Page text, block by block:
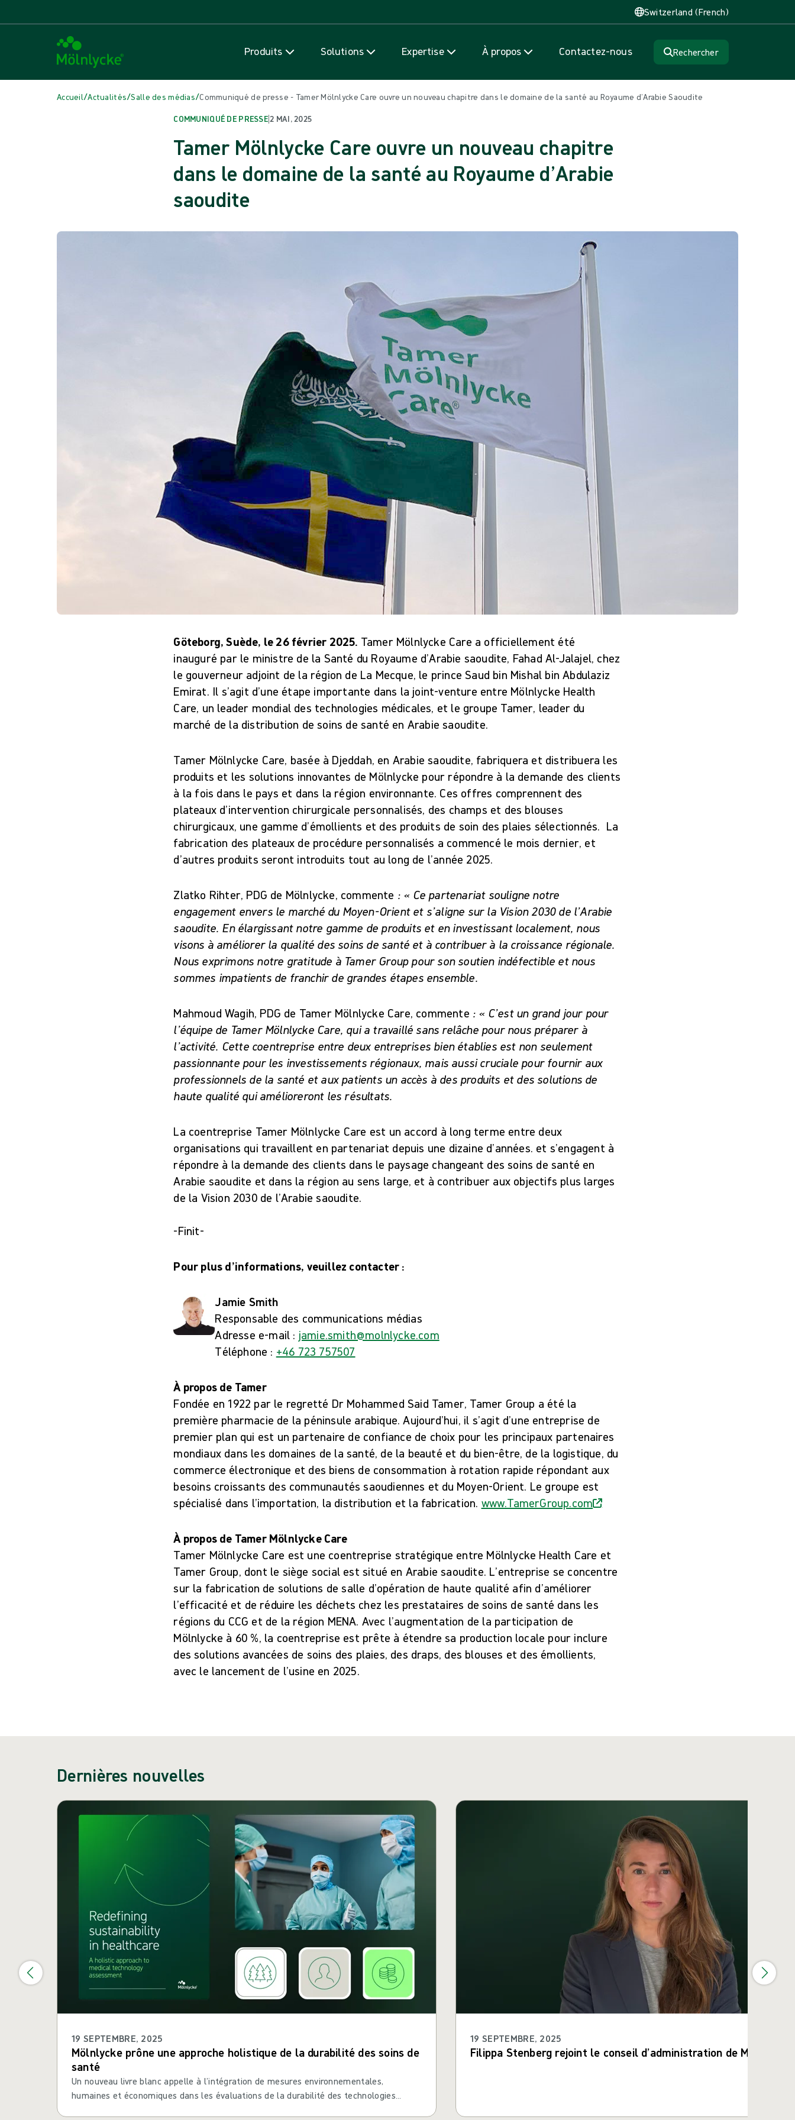
Switzerland (French)
Produits Solutions Expertise À propos Contactez-nous Rechercher
Accueil/Actualités/Salle des médias/Communiqué de presse - Tamer Mölnlycke Care ouvre un nouveau chapitre dans le domaine de la santé au Royaume d’Arabie Saoudite
COMMUNIQUÉ DE PRESSE|2 MAI, 2025
Tamer Mölnlycke Care ouvre un nouveau chapitre
dans le domaine de la santé au Royaume d’Arabie
saoudite
Göteborg, Suède, le 26 février 2025. Tamer Mölnlycke Care a officiellement été
inauguré par le ministre de la Santé du Royaume d’Arabie saoudite, Fahad Al-Jalajel, chez
le gouverneur adjoint de la région de La Mecque, le prince Saud bin Mishal bin Abdulaziz
Emirat. Il s’agit d’une étape importante dans la joint-venture entre Mölnlycke Health
Care, un leader mondial des technologies médicales, et le groupe Tamer, leader du
marché de la distribution de soins de santé en Arabie saoudite.
Tamer Mölnlycke Care, basée à Djeddah, en Arabie saoudite, fabriquera et distribuera les
produits et les solutions innovantes de Mölnlycke pour répondre à la demande des clients
à la fois dans le pays et dans la région environnante. Ces offres comprennent des
plateaux d’intervention chirurgicale personnalisés, des champs et des blouses
chirurgicaux, une gamme d’émollients et des produits de soin des plaies sélectionnés. La
fabrication des plateaux de procédure personnalisés a commencé le mois dernier, et
d’autres produits seront introduits tout au long de l’année 2025.
Zlatko Rihter, PDG de Mölnlycke, commente : « Ce partenariat souligne notre
engagement envers le marché du Moyen-Orient et s’aligne sur la Vision 2030 de l’Arabie
saoudite. En élargissant notre gamme de produits et en investissant localement, nous
visons à améliorer la qualité des soins de santé et à contribuer à la croissance régionale.
Nous exprimons notre gratitude à Tamer Group pour son soutien indéfectible et nous
sommes impatients de franchir de grandes étapes ensemble.
Mahmoud Wagih, PDG de Tamer Mölnlycke Care, commente : « C’est un grand jour pour
l’équipe de Tamer Mölnlycke Care, qui a travaillé sans relâche pour nous préparer à
l’activité. Cette coentreprise entre deux entreprises bien établies est non seulement
passionnante pour les investissements régionaux, mais aussi cruciale pour fournir aux
professionnels de la santé et aux patients un accès à des produits et des solutions de
haute qualité qui amélioreront les résultats.
La coentreprise Tamer Mölnlycke Care est un accord à long terme entre deux
organisations qui travaillent en partenariat depuis une dizaine d’années. et s’engagent à
répondre à la demande des clients dans le paysage changeant des soins de santé en
Arabie saoudite et dans la région au sens large, et à contribuer aux objectifs plus larges
de la Vision 2030 de l’Arabie saoudite.
-Finit-
Pour plus d’informations, veuillez contacter :
Jamie Smith
Responsable des communications médias
Adresse e-mail : jamie.smith@molnlycke.com
Téléphone : +46 723 757507
À propos de Tamer
Fondée en 1922 par le regretté Dr Mohammed Said Tamer, Tamer Group a été la
première pharmacie de la péninsule arabique. Aujourd’hui, il s’agit d’une entreprise de
premier plan qui est un partenaire de confiance de choix pour les principaux partenaires
mondiaux dans les domaines de la santé, de la beauté et du bien-être, de la logistique, du
commerce électronique et des biens de consommation à rotation rapide répondant aux
besoins croissants des communautés saoudiennes et du Moyen-Orient. Le groupe est
spécialisé dans l’importation, la distribution et la fabrication. www.TamerGroup.com
À propos de Tamer Mölnlycke Care
Tamer Mölnlycke Care est une coentreprise stratégique entre Mölnlycke Health Care et
Tamer Group, dont le siège social est situé en Arabie saoudite. L’entreprise se concentre
sur la fabrication de solutions de salle d’opération de haute qualité afin d’améliorer
l’efficacité et de réduire les déchets chez les prestataires de soins de santé dans les
régions du CCG et de la région MENA. Avec l’augmentation de la participation de
Mölnlycke à 60 %, la coentreprise est prête à étendre sa production locale pour inclure
des solutions avancées de soins des plaies, des draps, des blouses et des émollients,
avec le lancement de l’usine en 2025.
Dernières nouvelles
19 SEPTEMBRE, 2025
Mölnlycke prône une approche holistique de la durabilité des soins de
santé
Un nouveau livre blanc appelle à l’intégration de mesures environnementales,
humaines et économiques dans les évaluations de la durabilité des technologies
19 SEPTEMBRE, 2025
Filippa Stenberg rejoint le conseil d’administration de Mölnlycke